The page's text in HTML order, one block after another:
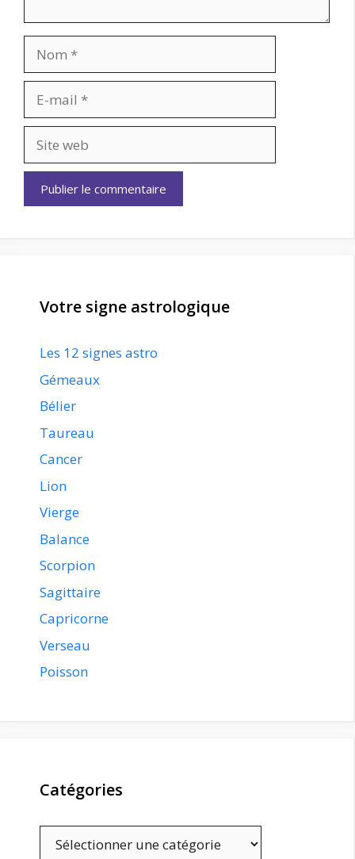
mail
web
Votre signe astrologique
Les 12 signes astro
Gémeaux
Bélier
Taureau
Cancer
Lion
Vierge
Balance
Scorpion
Sagittaire
Capricorne
Verseau
Poisson
Catégories